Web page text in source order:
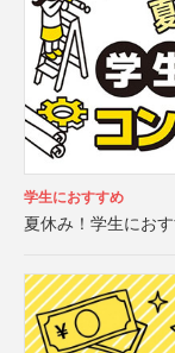
学生におすすめ
夏休み！学生にお